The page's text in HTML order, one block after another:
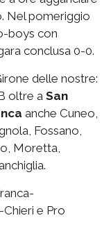
Nel pomeriggio
boys con
conclusa 0-0.
delle nostre:
oltre a San
anche Cuneo,
Fossano,
Moretta,
e Pro